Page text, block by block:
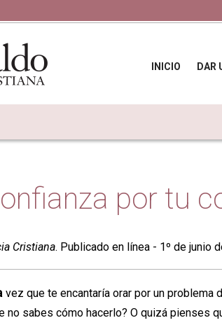
INICIO DAR
por tu
Cristiana. Publicado en línea - 1º de junio
vez que te encantaría orar por un problema
no sabes cómo hacerlo? O quizá pienses